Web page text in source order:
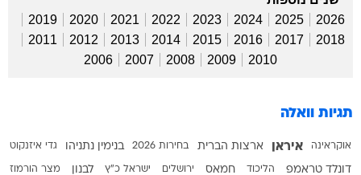
2026
2025
2024
2023
2022
2021
2020
2019
2018
2017
2016
2015
2014
2013
2012
2011
2010
2009
2008
2007
2006
תגיות וואלה
אוקראינה איראן ארצות הברית בחירות 2026 בנימין נתניהו גדי איזנקוט
דונלד טראמפ הליכוד חמאס ירושלים ישראל כ"ץ לבנון מצר הורמוז